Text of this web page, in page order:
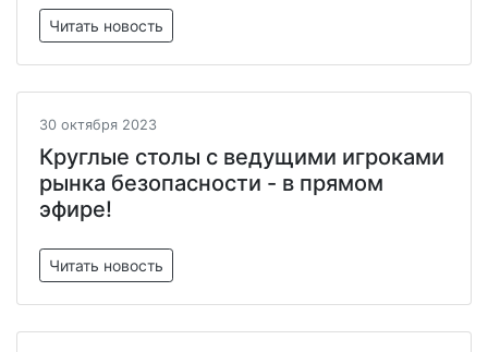
Читать новость
30 октября 2023
Круглые столы с ведущими игроками
рынка безопасности - в прямом
эфире!
Читать новость